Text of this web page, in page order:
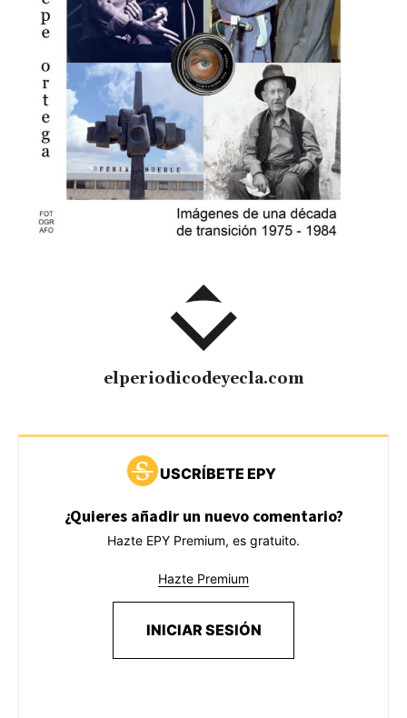
elperiodicodeyecla.com
USCRÍBETE EPY
¿Quieres añadir un nuevo comentario?
Hazte EPY Premium, es gratuito.
Hazte Premium
INICIAR SESIÓN